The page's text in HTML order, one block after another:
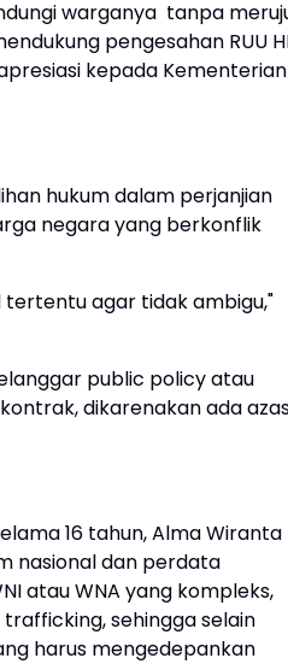
warganya tanpa
pengesahan RUU
kepada Kementerian
hukum dalam perjanjian
negara yang berkonflik
tertentu agar tidak ambigu,"
public policy atau
dikarenakan ada
16 tahun, Alma Wiranta
nasional dan perdata
atau WNA yang kompleks,
sehingga selain
harus mengedepankan